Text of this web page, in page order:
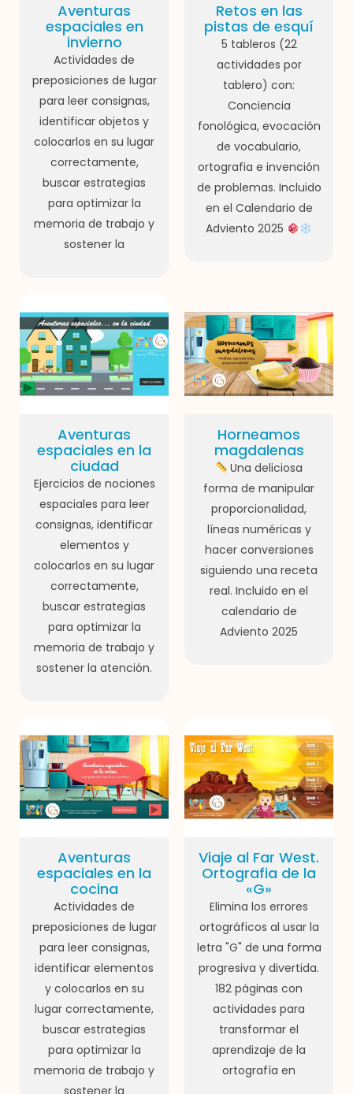
Aventuras
espaciales en
invierno
Actividades de
preposiciones de lugar
para leer consignas,
identificar objetos y
colocarlos en su lugar
correctamente,
buscar estrategias
para optimizar la
memoria de trabajo y
sostener la
Retos en las
pistas de esquí
5 tableros (22
actividades por
tablero) con:
Conciencia
fonológica, evocación
de vocabulario,
ortografia e invención
de problemas. Incluido
en el Calendario de
Adviento 2025
Aventuras
espaciales en la
ciudad
Ejercicios de nociones
espaciales para leer
consignas, identificar
elementos y
colocarlos en su lugar
correctamente,
buscar estrategias
para optimizar la
memoria de trabajo y
sostener la atención.
Horneamos
magdalenas
Una deliciosa
forma de manipular
proporcionalidad,
líneas numéricas y
hacer conversiones
siguiendo una receta
real. Incluido en el
calendario de
Adviento 2025
Aventuras
espaciales en la
cocina
Actividades de
preposiciones de lugar
para leer consignas,
identificar elementos
y colocarlos en su
lugar correctamente,
buscar estrategias
para optimizar la
memoria de trabajo y
Viaje al Far West.
Ortografia de la
«G»
Elimina los errores
ortográficos al usar la
letra "G" de una forma
progresiva y divertida.
182 páginas con
actividades para
transformar el
aprendizaje de la
ortografía en